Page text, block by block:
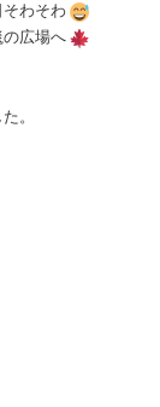
わそわ
の広場へ
。